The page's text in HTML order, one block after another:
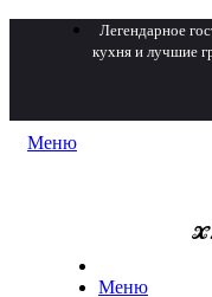
Легендарное
кухня и лучшие
Меню
Меню